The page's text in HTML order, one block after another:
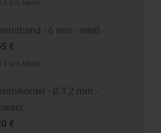
- 6 mm - weiß
€
- Ø 1,2 mm -
€